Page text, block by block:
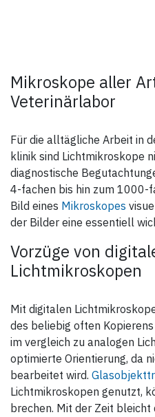
Mikroskope aller
Veterinärlabor
Für die alltägliche Arbeit in
klinik sind Lichtmikroskope
diagnostische
4-fachen bis hin zum 1000-
Bild eines Mikroskopes
der Bilder eine essentiell
Vorzüge von
Lichtmikroskopen
Mit digitalen
des beliebig often
im vergleich zu analogen
optimierte Orientierung, da
bearbeitet wird.
Lichtmikroskopen genutzt,
brechen. Mit der Zeit